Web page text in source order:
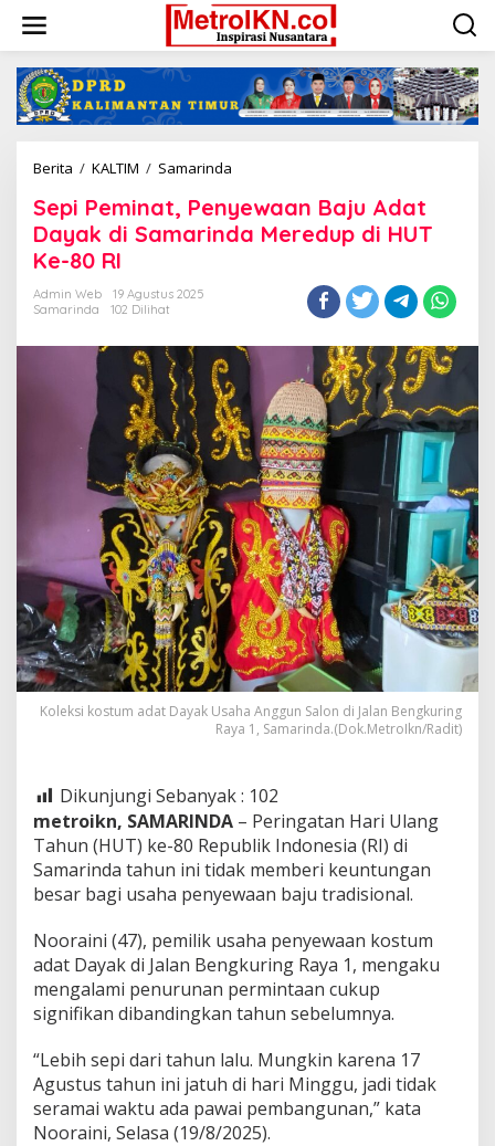
konten
Berita / KALTIM / Samarinda
Penyewaan
Baju
Adat
di
HUT
Ke-
80
RI
Sepi Peminat, Penyewaan Baju Adat
Dayak di Samarinda Meredup di HUT
Ke-80 RI
Admin Web
19 Agustus 2025
Samarinda
102 Dilihat
Koleksi kostum adat Dayak Usaha Anggun Salon di Jalan Bengkuring
Raya 1, Samarinda.(Dok.MetroIkn/Radit)
Dikunjungi Sebanyak : 102
metroikn, SAMARINDA – Peringatan Hari Ulang
Tahun (HUT) ke-80 Republik Indonesia (RI) di
Samarinda tahun ini tidak memberi keuntungan
besar bagi usaha penyewaan baju tradisional.
Nooraini (47), pemilik usaha penyewaan kostum
adat Dayak di Jalan Bengkuring Raya 1, mengaku
mengalami penurunan permintaan cukup
signifikan dibandingkan tahun sebelumnya.
“Lebih sepi dari tahun lalu. Mungkin karena 17
Agustus tahun ini jatuh di hari Minggu, jadi tidak
seramai waktu ada pawai pembangunan,” kata
Nooraini, Selasa (19/8/2025).